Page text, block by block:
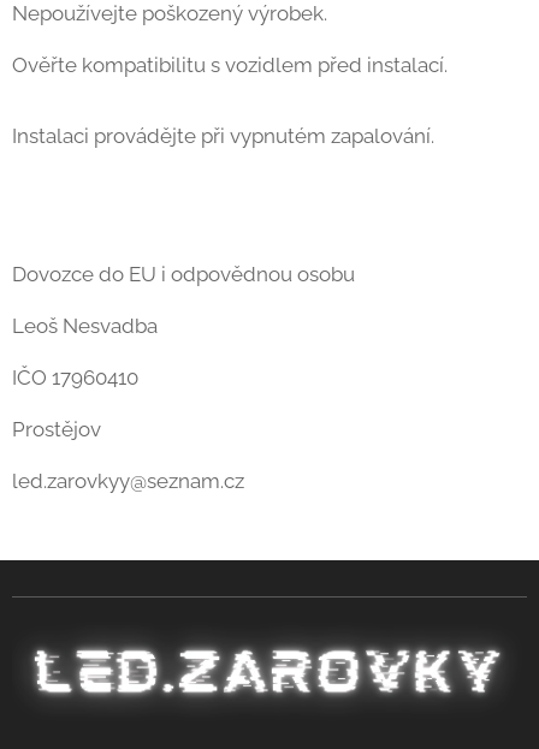
Nepoužívejte poškozený výrobek.
Ověřte kompatibilitu s vozidlem před instalací.
Instalaci provádějte při vypnutém zapalování.
Dovozce do EU i odpovědnou osobu
Leoš Nesvadba
IČO 17960410
Prostějov
led.zarovkyy@seznam.cz